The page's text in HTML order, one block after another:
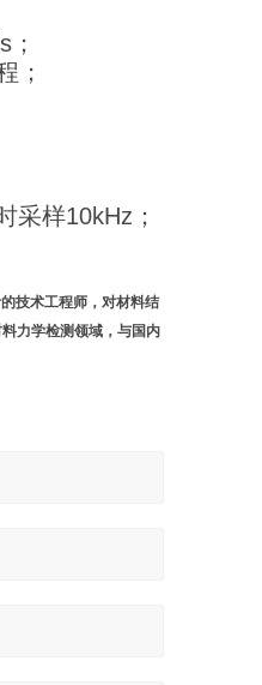
；
采样10kHz；
技术工程师，对材料结
力学检测领域，与国内